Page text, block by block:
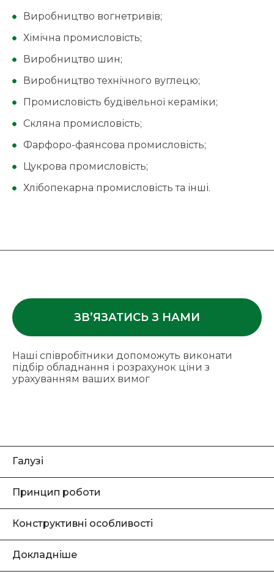
Виробництво вогнетривів;
Хімічна промисловість;
Виробництво шин;
Виробництво технічного вуглецю;
Промисловість будівельної кераміки;
Скляна промисловість;
Фарфоро-фаянсова промисловість;
Цукрова промисловість;
Хлібопекарна промисловість та інші.
ЗВ’ЯЗАТИСЬ З НАМИ
Наші співробітники допоможуть виконати
підбір обладнання і розрахунок ціни з
урахуванням ваших вимог
Галузі
Принцип роботи
Конструктивні особливості
Докладніше